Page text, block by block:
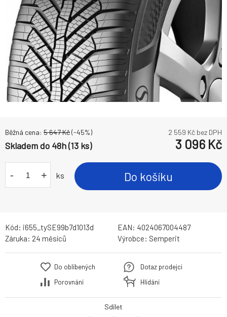
Běžná cena: 5 647Kč(-45%) 2 559 Kč bez DPH
Skladem do 48h (13 ks) 3 096 Kč
- + ks Do košíku
Kód: i655_tySE99b7d1013d EAN: 4024067004487
Záruka: 24 měsíců Výrobce: Semperit
Do oblíbených
Porovnání
Dotaz prodejci
Hlídání
Sdílet